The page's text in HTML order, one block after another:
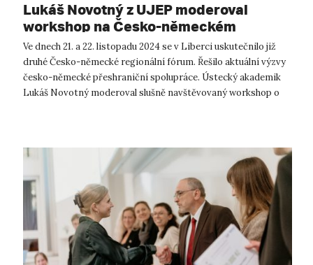
Lukáš Novotný z UJEP moderoval
workshop na Česko-německém
regionálním fóru
Ve dnech 21. a 22. listopadu 2024 se v Liberci uskutečnilo již
druhé Česko-německé regionální fórum. Řešilo aktuální výzvy
česko-německé přeshraniční spolupráce. Ústecký akademik
Lukáš Novotný moderoval slušně navštěvovaný workshop o